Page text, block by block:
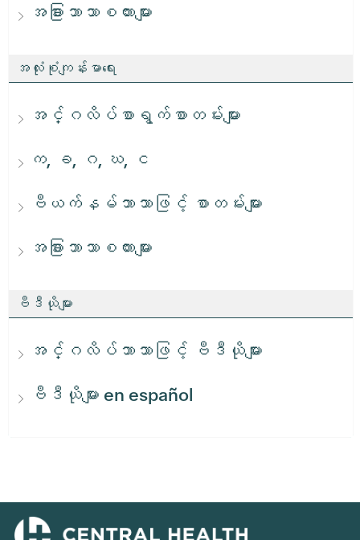
အခြားဘာသာစကားများ
အလုံးစုံကျန်းမာရေး
အင်္ဂလိပ်စာရွက်စာတမ်းများ
က, ခ, ဂ, ဃ, င
ဗီယက်နမ်ဘာသာဖြင့် စာတမ်းများ
အခြားဘာသာစကားများ
ဗီဒီယိုများ
အင်္ဂလိပ်ဘာသာဖြင့် ဗီဒီယိုများ
ဗီဒီယိုများ en español